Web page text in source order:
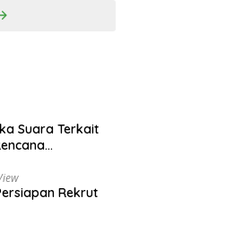
Suara Terkait
Rekrut